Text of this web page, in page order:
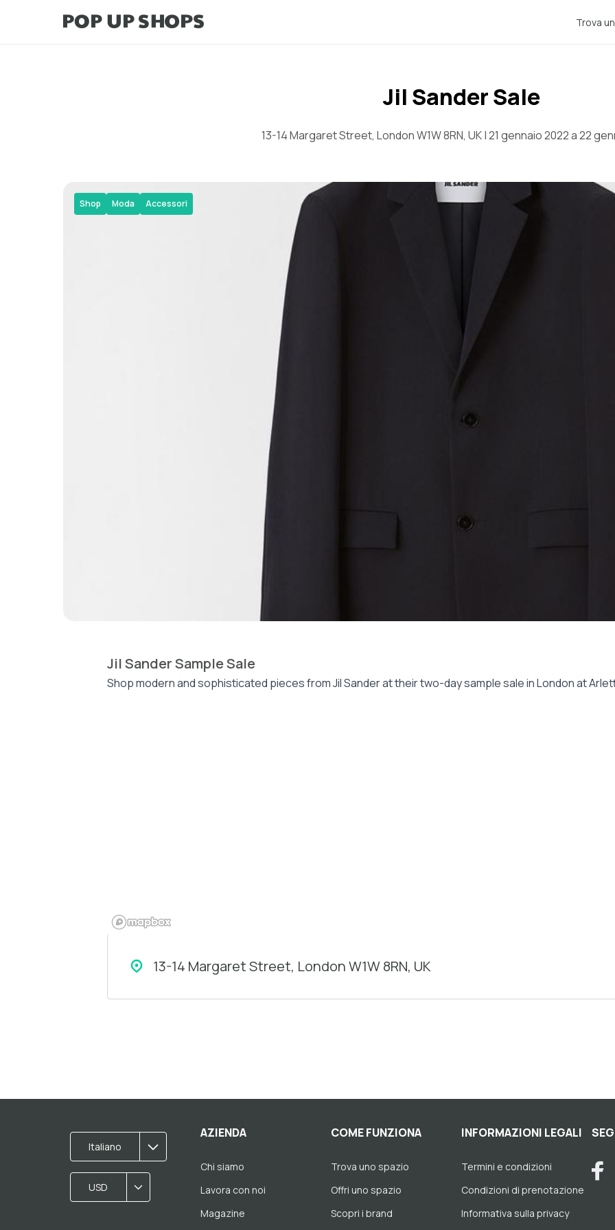
Trova
Jil Sander Sale
13-14 Margaret Street, London W1W 8RN, UK | 21 gennaio 2022 a 22
Shop Moda Accessori
Jil Sander Sample Sale
Shop modern and sophisticated pieces from Jil Sander at their two-day sample sale in London at
13-14 Margaret Street, London W1W 8RN, UK
Italiano
USD
AZIENDA
Chi siamo
Lavora con noi
Magazine
COME FUNZIONA
Trova uno spazio
Offri uno spazio
Scopri i brand
INFORMAZIONI LEGALI
Termini e condizioni
Condizioni di prenotazione
Informativa sulla privacy